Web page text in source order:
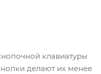
клавиатуры
делают их менее